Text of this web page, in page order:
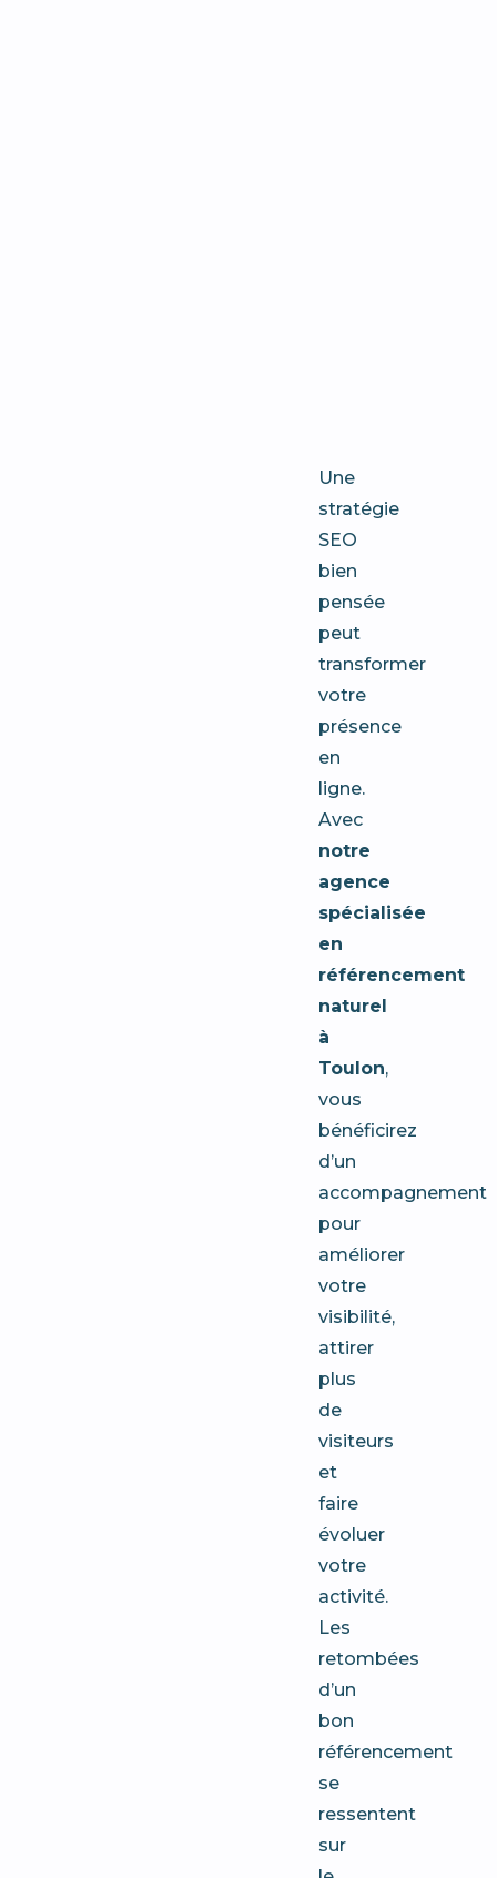
Une
stratégie
SEO
bien
pensée
peut
transformer
votre
présence
en
ligne.
Avec
notre
agence
spécialisée
en
référencement
naturel
à
Toulon,
vous
bénéficirez
d’un
accompagnement
pour
améliorer
votre
visibilité,
attirer
plus
de
visiteurs
et
faire
évoluer
votre
activité.
Les
retombées
d’un
bon
référencement
se
ressentent
sur